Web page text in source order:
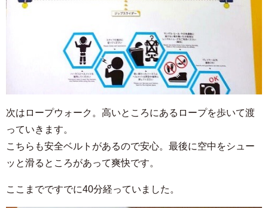
次はロープウォーク。高いところにあるロープを歩いて渡
っていきます。
こちらも安全ベルトがあるので安心。最後に空中をシュー
ッと滑るところがあって爽快です。
ここまでですでに40分経っていました。